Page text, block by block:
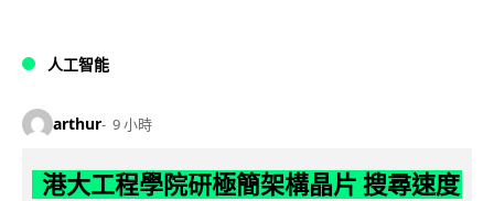
人工智能
arthur 9 小時
港大工程學院研極簡架構晶片 搜尋速度